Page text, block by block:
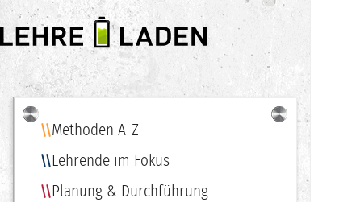
LEHRE
LADEN
Navigation
Methoden A-Z
Lehrende im Fokus
Planung & Durchführung